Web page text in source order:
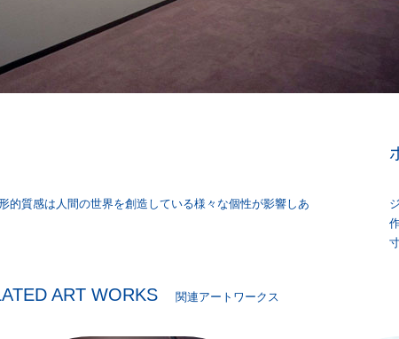
的質感は人間の世界を創造している様々な個性が影響しあ
ART WORKS 関連アートワークス